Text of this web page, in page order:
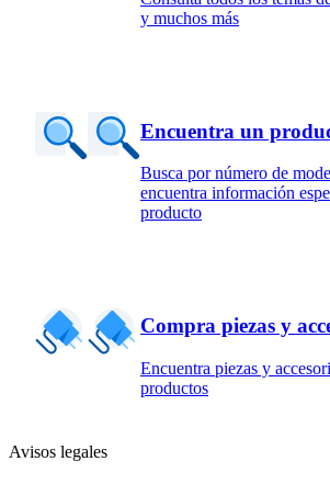
y muchos más
Encuentra un
Busca por número de
encuentra información
producto
Compra piezas y
Encuentra piezas y
productos
Avisos legales